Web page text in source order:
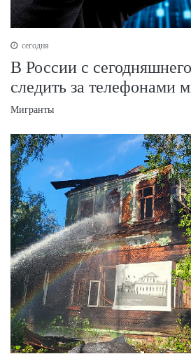
сегодня
В России с
следить за телефонами
Мигранты